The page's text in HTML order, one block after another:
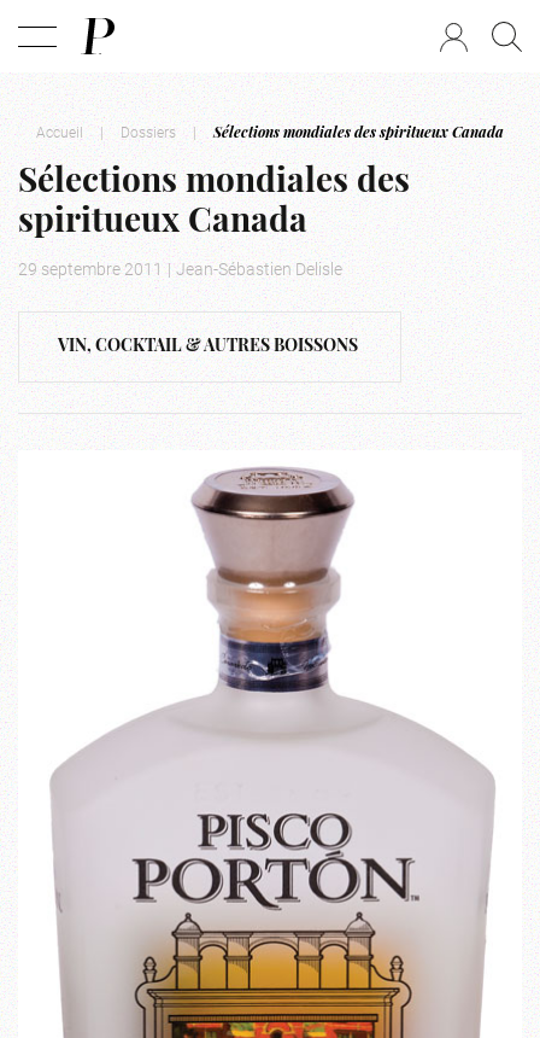
Accueil | Dossiers | Sélections mondiales des spiritueux Canada
Sélections mondiales des
spiritueux Canada
29 septembre 2011 | Jean-Sébastien Delisle
VIN, COCKTAIL & AUTRES BOISSONS